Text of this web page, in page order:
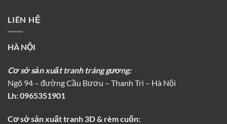
LIÊN HỆ
HÀ NỘI
Cơ sở sản xuất tranh tráng gương:
Ngõ 94 – đường Cầu Bươu – Thanh Trì – Hà Nội
Lh:0965351901
Cơ sở sản xuất tranh 3D & rèm cuốn: